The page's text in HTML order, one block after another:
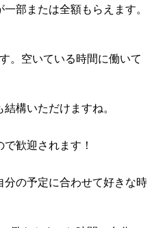
部または全額もらえます。
。空いている時間に働いて
構いただけますね。
歓迎されます！
分の予定に合わせて好きな時